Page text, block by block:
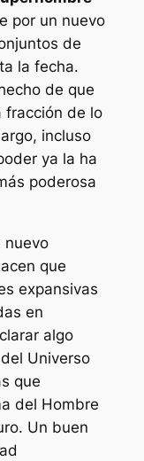
por un nuevo
de
la fecha.
de que
fracción de lo
incluso
ya la ha
poderosa
nuevo
que
expansivas
en
algo
Universo
que
del Hombre
Un buen